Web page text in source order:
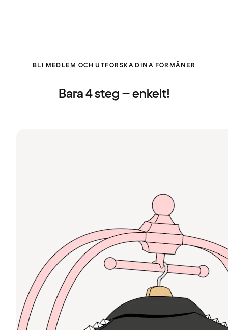
BLI MEDLEM OCH UTFORSKA DINA FÖRMÅNER
Bara 4 steg – enkelt!